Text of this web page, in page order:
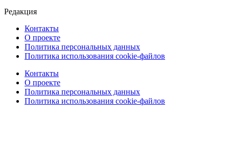
Редакция
Контакты
О проекте
Политика персональных данных
Политика использования cookie-файлов
Контакты
О проекте
Политика персональных данных
Политика использования cookie-файлов